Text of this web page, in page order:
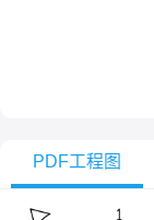
PDF工程图